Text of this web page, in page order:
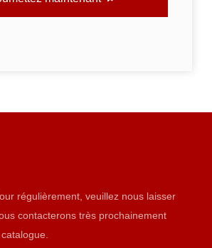
régulièrement, veuillez nous laisser
contacterons très prochainement